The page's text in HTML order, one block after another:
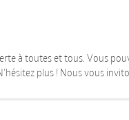
à toutes et tous. Vous
plus ! Nous vous